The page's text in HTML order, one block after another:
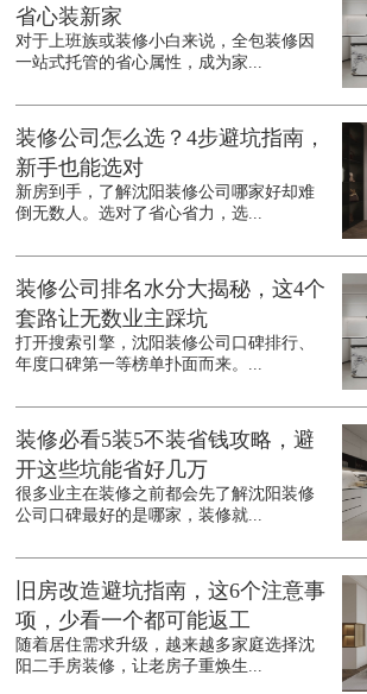
省心装新家
对于上班族或装修小白来说，全包装修因
一站式托管的省心属性，成为家...
装修公司怎么选？4步避坑指南，
新手也能选对
新房到手，了解沈阳装修公司哪家好却难
倒无数人。选对了省心省力，选...
装修公司排名水分大揭秘，这4个
套路让无数业主踩坑
打开搜索引擎，沈阳装修公司口碑排行、
年度口碑第一等榜单扑面而来。...
装修必看5装5不装省钱攻略，避
开这些坑能省好几万
很多业主在装修之前都会先了解沈阳装修
公司口碑最好的是哪家，装修就...
旧房改造避坑指南，这6个注意事
项，少看一个都可能返工
随着居住需求升级，越来越多家庭选择沈
阳二手房装修，让老房子重焕生...